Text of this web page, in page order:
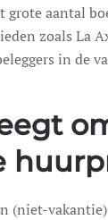
grote aantal
zoals La
in de